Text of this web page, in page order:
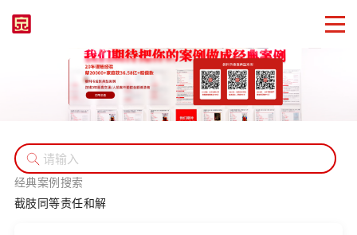
经典案例搜索
截肢同等责任和解